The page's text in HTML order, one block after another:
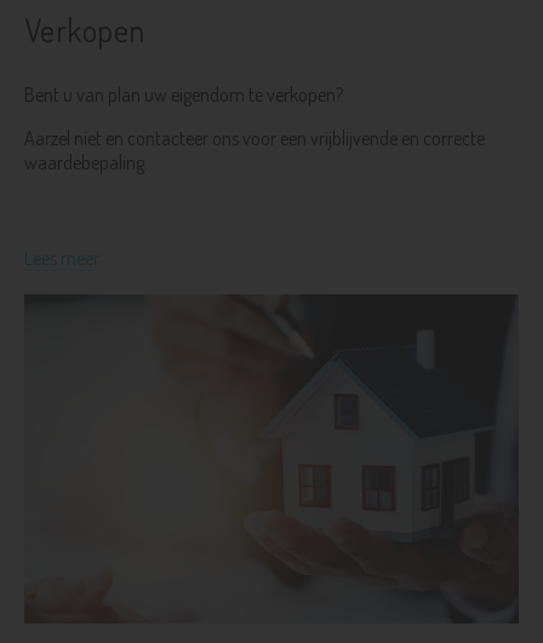
Verkopen
Bent u van plan uw eigendom te verkopen?
Aarzel niet en contacteer ons voor een vrijblijvende en correcte
waardebepaling.
Lees meer